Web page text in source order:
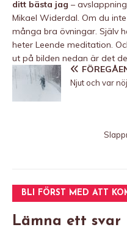
ditt bästa jag –
Mikael Widerdal. Om du
många bra övningar. Själv
heter Leende meditation.
ut på bilden nedan är det
Njut och var
BLI FÖRST MED ATT
Lämna ett svar